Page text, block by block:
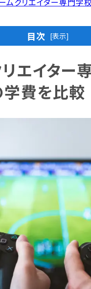
目次 [表示]
イター専門学校と大学の
イター専門学校の学費内訳
【コース別】学費の内訳一覧
イター専門学校の各費用
施設･設備維持費
イター専門学校で学費以
パソコンやソフトウェア代
書籍代
研修費
通学費
一人暮らしの費用
エイター専門学校の学費を
奨学金制度を活用する
教育訓練給付金制度を利
エイター
学費を比較